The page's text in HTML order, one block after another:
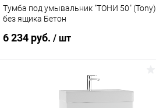
Тумба под умывальник "ТОНИ 50" (Tony) Промо
без ящика Бетон
6 234 руб. / шт